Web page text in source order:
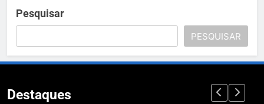
Pesquisar
PESQUISAR
Destaques